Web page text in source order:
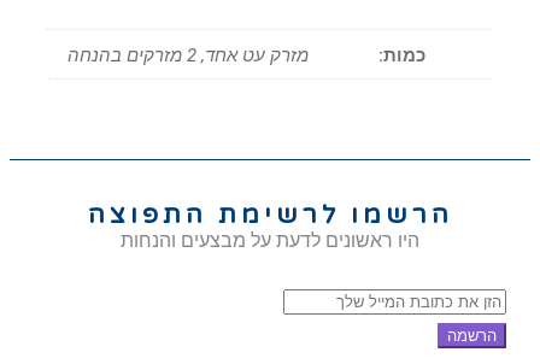
כמות: מזרק עט אחד, 2 מזרקים בהנחה
הרשמו לרשימת התפוצה
היו ראשונים לדעת על מבצעים והנחות
הרשמה